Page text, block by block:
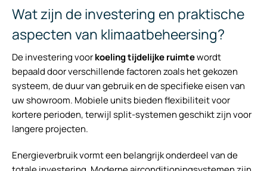
Wat zijn de investering en praktische
aspecten van klimaatbeheersing?
De investering voorkoeling tijdelijke ruimtewordt
bepaald door verschillende factoren zoals het gekozen
systeem, de duur van gebruik en de specifieke eisen van
uw showroom. Mobiele units bieden flexibiliteit voor
kortere perioden, terwijl split-systemen geschikt zijn voor
langere projecten.
Energieverbruik vormt een belangrijk onderdeel van de